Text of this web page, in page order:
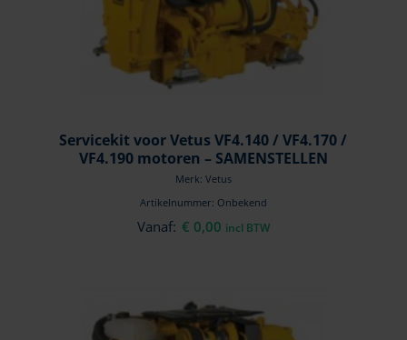
Servicekit voor Vetus VF4.140 / VF4.170 /
VF4.190 motoren – SAMENSTELLEN
Merk: Vetus
Artikelnummer: Onbekend
Vanaf: € 0,00 incl BTW